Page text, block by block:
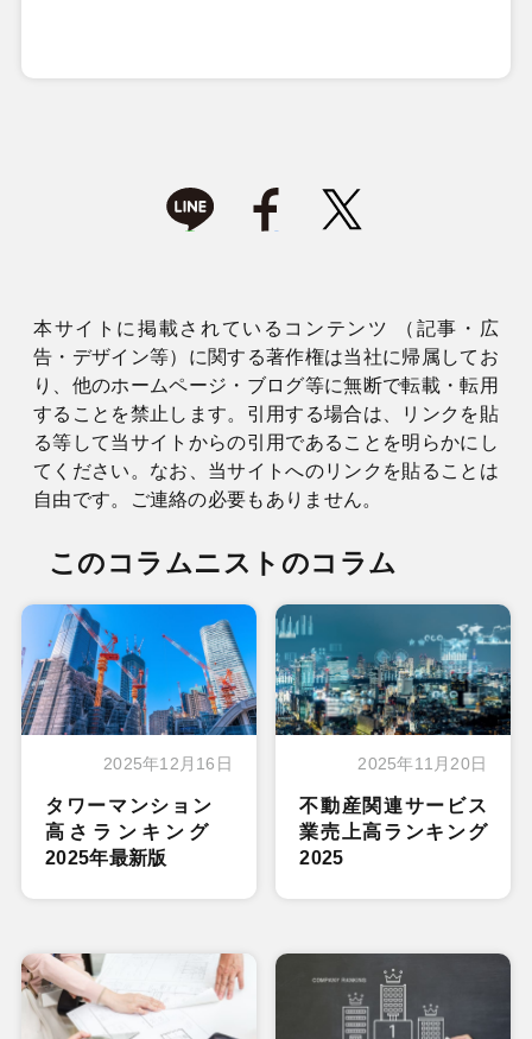
本サイトに掲載されているコンテンツ （記事・広
告・デザイン等）に関する著作権は当社に帰属してお
り、他のホームページ・ブログ等に無断で転載・転用
することを禁止します。引用する場合は、リンクを貼
る等して当サイトからの引用であることを明らかにし
てください。なお、当サイトへのリンクを貼ることは
自由です。ご連絡の必要もありません。
このコラムニストのコラム
2025年12月16日
タワーマンション
高さランキング
2025年最新版
2025年11月20日
不動産関連サービス
業売上高ランキング
2025